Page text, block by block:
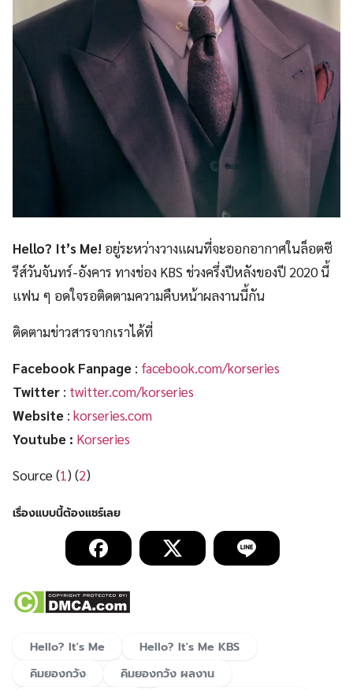
Hello? It’s Me! อยู่ระหว่างวางแผนที่จะออกอากาศในล็อตซี
รีส์วันจันทร์-อังคาร ทางช่อง KBS ช่วงครึ่งปีหลังของปี 2020 นี้
แฟน ๆ อดใจรอติดตามความคืบหน้าผลงานนี้กัน
ติดตามข่าวสารจากเราได้ที่
Facebook Fanpage : facebook.com/korseries
Twitter : twitter.com/korseries
Website : korseries.com
Youtube : Korseries
Source (1) (2)
Hello? It's Me
Hello? It's Me KBS
คิมยองกวัง
คิมยองกวัง ผลงาน